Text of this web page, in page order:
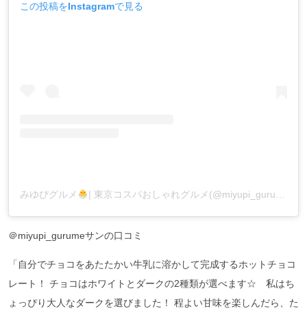
この投稿をInstagramで見る
みゆぴグルメ | 東京コスパおしゃれグルメ(@miyupi_gurume)がシェアした投稿
＠miyupi_gurumeサンの口コミ
「自分でチョコをあたたかい牛乳に溶かして完成するホットチョコ
レート！ チョコはホワイトとダークの2種類が選べます☆ 私はち
ょっぴり大人なダークを選びました！ 程よい甘味を楽しんだら、た